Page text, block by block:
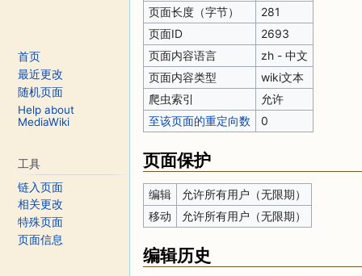
页面长度（字节）
281
页面ID
2693
页面内容语言
zh - 中文
页面内容类型
wiki文本
爬虫索引
允许
至该页面的重定向数
0
页面保护
编辑
允许所有用户（无限期）
移动
允许所有用户（无限期）
编辑历史
首页
最近更改
随机页面
Help about
MediaWiki
工具
链入页面
相关更改
特殊页面
页面信息